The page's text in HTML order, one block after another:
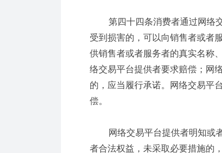
第四十四条消费者通过网络交
受到损害的，可以向销售者或者
供销售者或者服务者的真实名称
络交易平台提供者要求赔偿；网
的，应当履行承诺。网络交易平
偿。
网络交易平台提供者明知或者
者合法权益，未采取必要措施的